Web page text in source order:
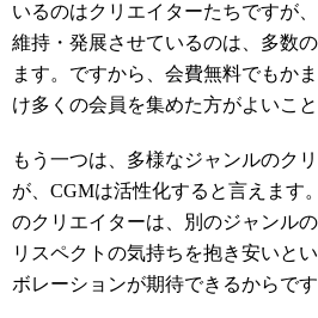
いるのはクリエイターたちですが
維持・発展させているのは、多数
ます。ですから、会費無料でもか
け多くの会員を集めた方がよいこと
もう一つは、多様なジャンルのク
が、CGMは活性化すると言えます
のクリエイターは、別のジャンル
リスペクトの気持ちを抱き安いと
ボレーションが期待できるからです